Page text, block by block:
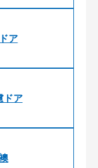
ア
ドア